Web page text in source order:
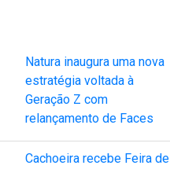
Natura inaugura uma nova
estratégia voltada à
Geração Z com
relançamento de Faces
Cachoeira recebe Feira de